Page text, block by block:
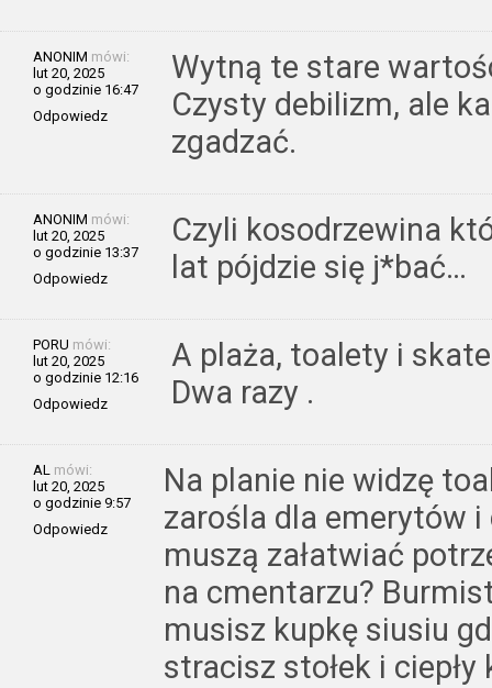
ANONIM mówi:
lut 20, 2025
o godzinie 16:47
Odpowiedz
Wytną te stare
Czysty debilizm, ale
zgadzać.
ANONIM mówi:
lut 20, 2025
o godzinie 13:37
Odpowiedz
Czyli kosodrzewina
lat pójdzie się j*bać…
PORU mówi:
lut 20, 2025
o godzinie 12:16
Odpowiedz
A plaża, toalety i
Dwa razy .
AL mówi:
lut 20, 2025
o godzinie 9:57
Odpowiedz
Na planie nie widzę
zarośla dla emerytów i
muszą załatwiać
na cmentarzu?
musisz kupkę siusiu
stracisz stołek i ciepły